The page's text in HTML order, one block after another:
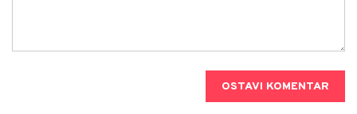
OSTAVI KOMENTAR